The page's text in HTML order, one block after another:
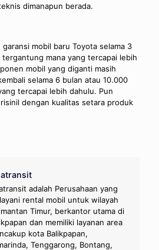
dimanapun berada.
mobil baru Toyota selama 3
mana yang tercapai lebih
mobil yang diganti masih
selama 6 bulan atau 10.000
tercapai lebih dahulu. Pun
dengan kualitas setara produk
adalah Perusahaan yang
rental mobil untuk wilayah
Timur, berkantor utama di
dan memiliki layanan area
kota Balikpapan,
Tenggarong, Bontang,